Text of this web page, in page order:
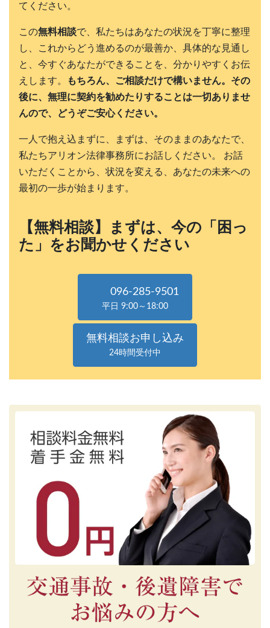
てください。
この無料相談で、私たちはあなたの状況を丁寧に整理
し、これからどう進めるのが最善か、具体的な見通し
と、今すぐあなたができることを、分かりやすくお伝
えします。
もちろん、ご相談だけで構いません。その
後に、無理に契約を勧めたりすることは一切ありませ
んので、どうぞご安心ください。
一人で抱え込まずに、まずは、そのままのあなたで、
私たちアリオン法律事務所にお話しください。 お話
いただくことから、状況を変える、あなたの未来への
最初の一歩が始まります。
【無料相談】まずは、今の「困っ
た」をお聞かせください
096-285-9501
平日 9:00～18:00
無料相談お申し込み
24時間受付中